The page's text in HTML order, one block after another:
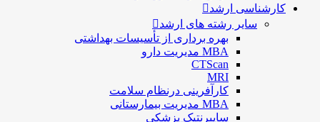
کارشناسی ارشد
سایر رشته های ارشد
بهره برداری از تأسیسات بهداشتی
MBA مدیریت دارو
CTScan
MRI
کارآفرینی درنظام سلامت
MBA مدیریت بیمارستانی
سایبرنتیک پزشکی